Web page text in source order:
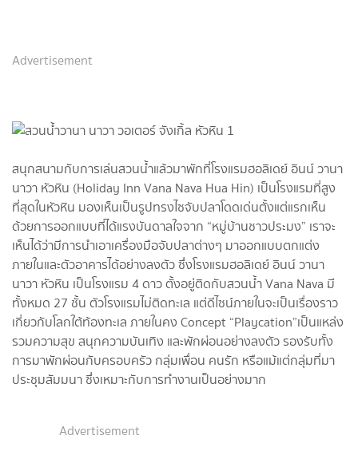
Advertisement
สนุกสนามกับการเล่นสวนน้ำแล้วมาพักที่โรงแรมฮอลิเดย์ อินน์ วานา
นาวา หัวหิน (Holiday Inn Vana Nava Hua Hin) เป็นโรงแรมที่สูง
ที่สุดในหัวหิน มองเห็นเป็นรูปทรงไซจับปลาโดดเด่นตั้งแต่แรกเห็น
ด้วยการออกแบบที่ได้แรงบันดาลใจจาก “หมู่บ้านชาวประมง” เราจะ
เห็นได้ว่ามีการนำเอาเครื่องมือจับปลาต่างๆ มาออกแบบตกแต่ง
ภายในและตัวอาคารได้อย่างลงตัว ซึ่งโรงแรมฮอลิเดย์ อินน์ วานา
นาวา หัวหิน เป็นโรงแรม 4 ดาว ตั้งอยู่ติดกับสวนน้ำ Vana Nava มี
ทั้งหมด 27 ชั้น ตัวโรงแรมไม่ติดทะเล แต่ดีไซน์ภายในจะเป็นเรื่องราว
เกี่ยวกับโลกใต้ท้องทะเล ภายในคง Concept “Playcation”เป็นแหล่ง
รวมความสุข สนุกความบันเทิง และพักผ่อนอย่างลงตัว รองรับทั้ง
การมาพักผ่อนกับครอบครัว กลุ่มเพื่อน คนรัก หรือแม้แต่กลุ่มที่มา
ประชุมสัมมนา ซึ่งเหมาะกับการทำงานเป็นอย่างมาก
Advertisement